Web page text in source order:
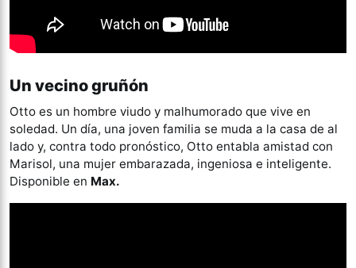
Un vecino gruñón
Otto es un hombre viudo y malhumorado que vive en
soledad. Un día, una joven familia se muda a la casa de al
lado y, contra todo pronóstico, Otto entabla amistad con
Marisol, una mujer embarazada, ingeniosa e inteligente.
Disponible en Max.